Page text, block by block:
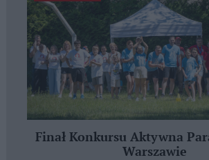
Finał Konkursu Aktywna
Warszawie